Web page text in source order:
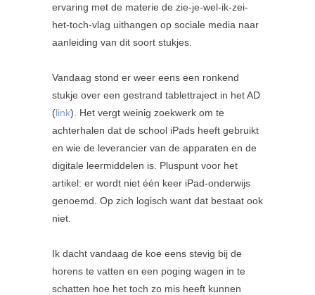
ervaring met de materie de zie-je-wel-ik-zei-
het-toch-vlag uithangen op sociale media naar
aanleiding van dit soort stukjes.
Vandaag stond er weer eens een ronkend
stukje over een gestrand tablettraject in het AD
(link). Het vergt weinig zoekwerk om te
achterhalen dat de school iPads heeft gebruikt
en wie de leverancier van de apparaten en de
digitale leermiddelen is. Pluspunt voor het
artikel: er wordt niet één keer iPad-onderwijs
genoemd. Op zich logisch want dat bestaat ook
niet.
Ik dacht vandaag de koe eens stevig bij de
horens te vatten en een poging wagen in te
schatten hoe het toch zo mis heeft kunnen